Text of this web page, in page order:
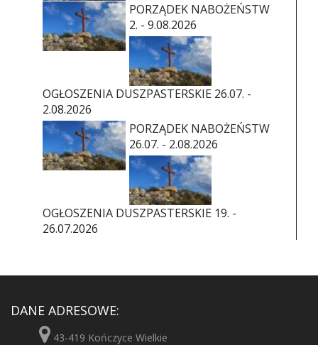
PORZĄDEK NABOŻEŃSTW
2. - 9.08.2026
OGŁOSZENIA DUSZPASTERSKIE 26.07. -
2.08.2026
PORZĄDEK NABOŻEŃSTW
26.07. - 2.08.2026
OGŁOSZENIA DUSZPASTERSKIE 19. -
26.07.2026
DANE ADRESOWE:
43-419 Kończyce Wielkie